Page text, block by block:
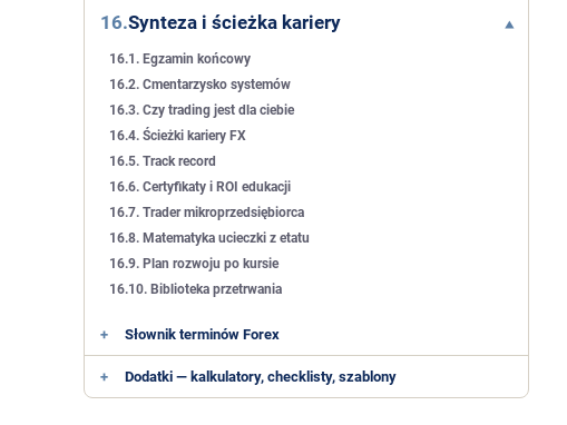
16.Synteza i ścieżka kariery
16.1. Egzamin końcowy
16.2. Cmentarzysko systemów
16.3. Czy trading jest dla ciebie
16.4. Ścieżki kariery FX
16.5. Track record
16.6. Certyfikaty i ROI edukacji
16.7. Trader mikroprzedsiębiorca
16.8. Matematyka ucieczki z etatu
16.9. Plan rozwoju po kursie
16.10. Biblioteka przetrwania
+ Słownik terminów Forex
+ Dodatki — kalkulatory, checklisty, szablony